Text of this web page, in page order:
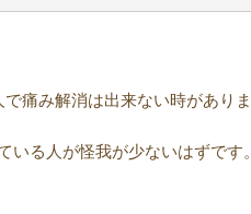
痛み解消は出来ない時がありま
いる人が怪我が少ないはずです